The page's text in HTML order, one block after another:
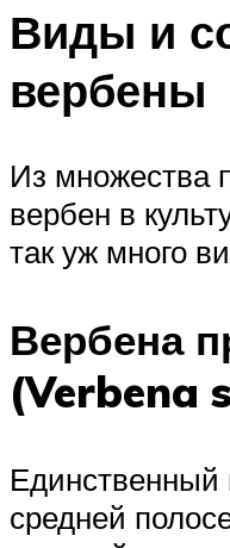
Виды и
вербены
Из множества
вербен в
так уж много
Вербена
(Verbena
средней